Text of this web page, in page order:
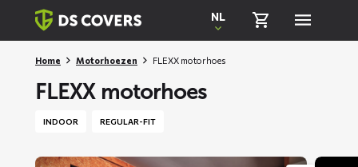
Skiplinks
NL
Home Motorhoezen FLEXX motorhoes
FLEXX motorhoes
INDOOR REGULAR-FIT